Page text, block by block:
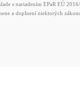
s nariadením EPaR EÚ
a doplnení niektorých